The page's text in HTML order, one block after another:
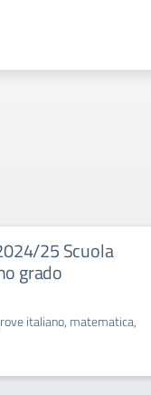
25 Scuola
grado
italiano, matematica,